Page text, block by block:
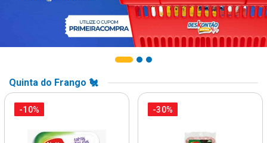
Quinta do Frango 🐔
-10% -30%